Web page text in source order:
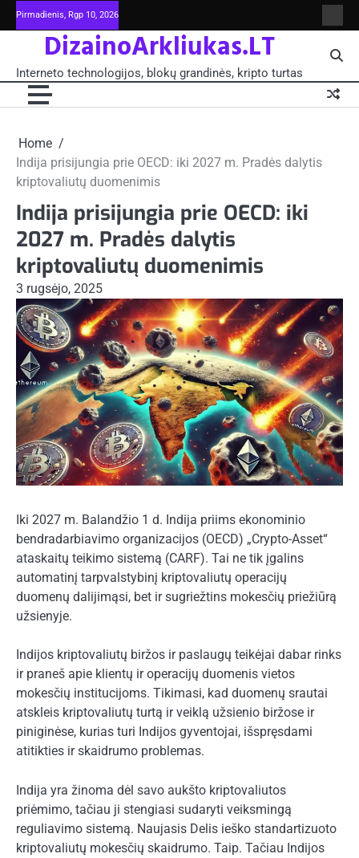
Skip
to
Pirmadienis, Rgp 10, 2026
ir
blokų
DizainoArkliukas.LT
Interneto technologijos, blokų grandinės, kripto turtas
Home
Indija prisijungia prie OECD: iki 2027 m. Pradės dalytis
kriptovaliutų duomenimis
Indija prisijungia prie OECD: iki
2027 m. Pradės dalytis
kriptovaliutų duomenimis
3 rugsėjo, 2025
Iki 2027 m. Balandžio 1 d. Indija priims ekonominio
bendradarbiavimo organizacijos (OECD) „Crypto-Asset“
ataskaitų teikimo sistemą (CARF). Tai ne tik įgalins
automatinį tarpvalstybinį kriptovaliutų operacijų
duomenų dalijimąsi, bet ir sugriežtins mokesčių priežiūrą
užsienyje.
Indijos kriptovaliutų biržos ir paslaugų teikėjai dabar rinks
ir praneš apie klientų ir operacijų duomenis vietos
mokesčių institucijoms. Tikimasi, kad duomenų srautai
atskleis kriptovaliutų turtą ir veiklą užsienio biržose ir
piniginėse, kurias turi Indijos gyventojai, išspręsdami
atitikties ir skaidrumo problemas.
Indija yra žinoma dėl savo aukšto kriptovaliutos
priėmimo, tačiau ji stengiasi sudaryti veiksmingą
reguliavimo sistemą. Naujasis Delis ieško standartizuoto
kriptovaliutų mokesčių skaidrumo. Taip. Tačiau Indijos